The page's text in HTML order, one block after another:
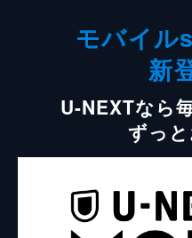
モバイル
新
U-NEXTなら
ずっと